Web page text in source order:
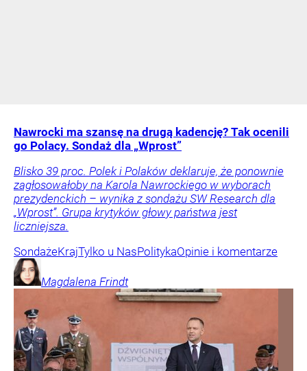
Nawrocki ma szansę na drugą kadencję? Tak ocenili
go Polacy. Sondaż dla „Wprost”
Blisko 39 proc. Polek i Polaków deklaruje, że ponownie
zagłosowałoby na Karola Nawrockiego w wyborach
prezydenckich – wynika z sondażu SW Research dla
„Wprost”. Grupa krytyków głowy państwa jest
liczniejsza.
SondażeKrajTylko u NasPolitykaOpinie i komentarze
Magdalena Frindt